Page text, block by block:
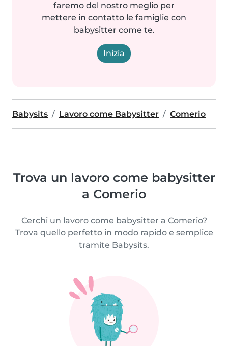
faremo del nostro meglio per
mettere in contatto le famiglie con
babysitter come te.
Inizia
Babysits Lavoro come Babysitter Comerio
Trova un lavoro come babysitter
a Comerio
Cerchi un lavoro come babysitter a Comerio?
Trova quello perfetto in modo rapido e semplice
tramite Babysits.